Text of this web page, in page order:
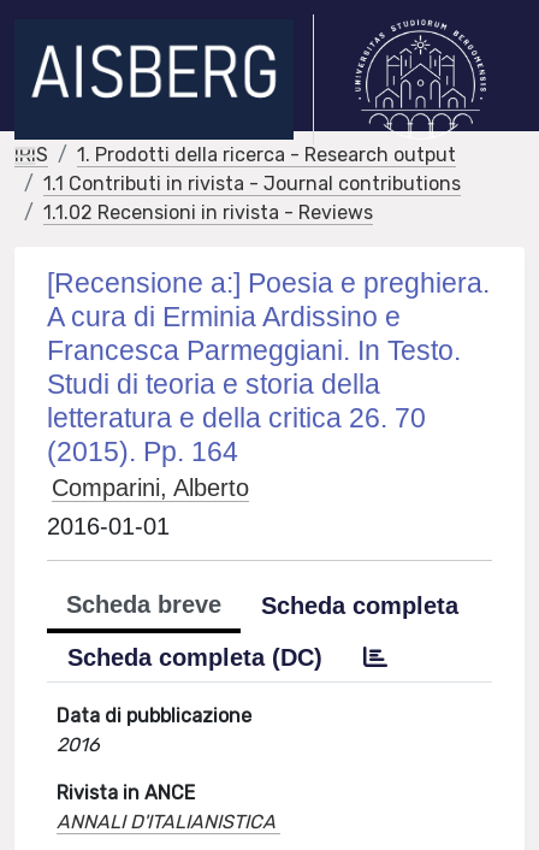
IRIS
1. Prodotti della ricerca - Research output
1.1 Contributi in rivista - Journal contributions
1.1.02 Recensioni in rivista - Reviews
[Recensione a:] Poesia e preghiera.
A cura di Erminia Ardissino e
Francesca Parmeggiani. In Testo.
Studi di teoria e storia della
letteratura e della critica 26. 70
(2015). Pp. 164
Comparini, Alberto
2016-01-01
Scheda breve
Scheda completa
Scheda completa (DC)
Data di pubblicazione
2016
Rivista in ANCE
ANNALI D'ITALIANISTICA